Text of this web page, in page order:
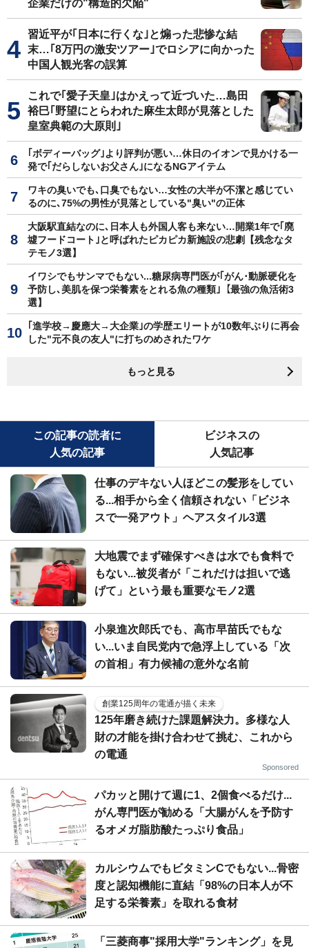
企業だけの"構造的欠陥"
習近平が｢日本に行くな｣と煽った悲惨な結
末…｢8万円の激安ツアー｣でロシアに向かった
中国人観光客の誤算
これで｢愛子天皇｣はかえって近づいた…島田
裕巳｢野望にとらわれた麻生太郎が見落とした
皇室典範の大原則｣
｢ボディーバッグ｣より評判が悪い…休日のイオンで見かける一
発で｢だらしないお父さん｣になるNGアイテム
ワキの臭いでも､口臭でもない…女性の大半が不潔と感じてい
るのに､75%の男性が見落としている"臭い"の正体
大阪駅直結なのに､日本人も外国人客も来ない…開業1年で｢廃
墟フードコート｣と呼ばれたピカピカ新施設の悲劇【残念なタ
テモノ3選】
イワシでもサンマでもない...糖尿病専門医が｢がん･動脈硬化を
予防し､美肌を保つ栄養素をとれる魚の種類｣【最強の魚活術3
選】
｢進学校→慶應大→大企業｣の学歴エリートが10数年ぶりに再会
した"元不良の友人"に打ちのめされたワケ
もっと見る
この記事の読者に
人気の記事
ビジネスの
人気記事
仕事のデキない人ほどこの髪形をしてい
る...相手から全く信頼されない「ビジネ
スで一発アウト」ヘアスタイル3選
大地震でまず確保すべきは水でも食料で
もない...被災者が「これだけは担いで逃
げて」という最も重要なモノ2選
小泉進次郎氏でも、高市早苗氏でもな
い...いま自民党内で急浮上している「次
の首相」有力候補の意外な名前
創業125周年の電通が描く未来
125年磨き続けた課題解決力。多様な人
財の才能を掛け合わせて挑む、これから
の電通
Sponsored
パカッと開けて週に1、2個食べるだけ...
がん専門医が勧める「大腸がんを予防す
るオメガ脂肪酸たっぷり食品」
カルシウムでもビタミンCでもない...骨密
度と認知機能に直結「98%の日本人が不
足する栄養素」を取れる食材
「三菱商事"採用大学"ランキング」を見